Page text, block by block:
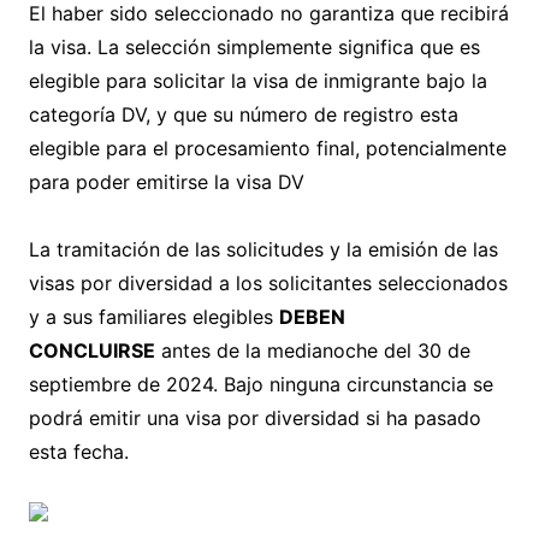
El haber sido seleccionado no garantiza que recibirá
la visa. La selección simplemente significa que es
elegible para solicitar la visa de inmigrante bajo la
categoría DV, y que su número de registro esta
elegible para el procesamiento final, potencialmente
para poder emitirse la visa DV
La tramitación de las solicitudes y la emisión de las
visas por diversidad a los solicitantes seleccionados
y a sus familiares elegibles DEBEN
CONCLUIRSE antes de la medianoche del 30 de
septiembre de 2024. Bajo ninguna circunstancia se
podrá emitir una visa por diversidad si ha pasado
esta fecha.